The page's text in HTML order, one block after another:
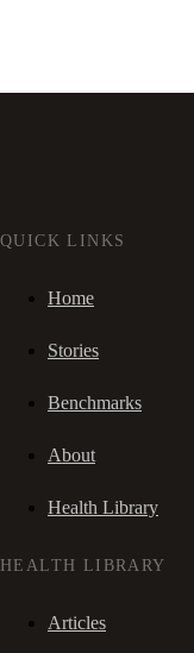
QUICK LINKS
Home
Stories
Benchmarks
About
Health Library
HEALTH LIBRARY
Articles